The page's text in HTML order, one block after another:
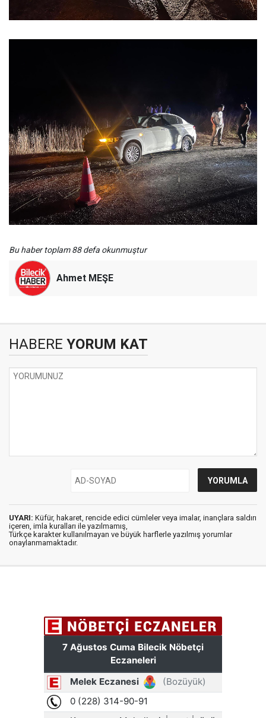
Bu haber toplam 88 defa okunmuştur
Ahmet MEŞE
HABERE YORUM KAT
UYARI: Küfür, hakaret, rencide edici cümleler veya imalar, inançlara saldırı
içeren, imla kuralları ile yazılmamış,
Türkçe karakter kullanılmayan ve büyük harflerle yazılmış yorumlar
onaylanmamaktadır.